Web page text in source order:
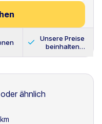
Unsere Preise
beinhalten
oder ähnlich